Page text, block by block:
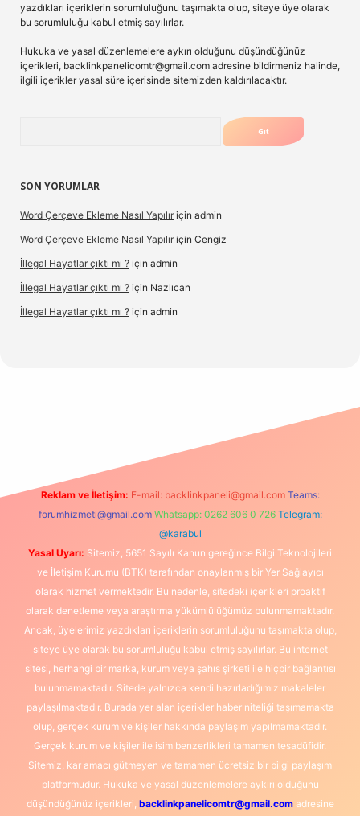
yazdıkları içeriklerin sorumluluğunu taşımakta olup, siteye üye olarak
bu sorumluluğu kabul etmiş sayılırlar.
Hukuka ve yasal düzenlemelere aykırı olduğunu düşündüğünüz
içerikleri, backlinkpanelicomtr@gmail.com adresine bildirmeniz halinde,
ilgili içerikler yasal süre içerisinde sitemizden kaldırılacaktır.
SON YORUMLAR
Word Çerçeve Ekleme Nasıl Yapılır için admin
Word Çerçeve Ekleme Nasıl Yapılır için Cengiz
İllegal Hayatlar çıktı mı ? için admin
İllegal Hayatlar çıktı mı ? için Nazlıcan
İllegal Hayatlar çıktı mı ? için admin
Reklam ve İletişim: E-mail: backlinkpaneli@gmail.com Teams:
forumhizmeti@gmail.com Whatsapp: 0262 606 0 726 Telegram:
@karabul
Yasal Uyarı: Sitemiz, 5651 Sayılı Kanun gereğince Bilgi Teknolojileri
ve İletişim Kurumu (BTK) tarafından onaylanmış bir Yer Sağlayıcı
olarak hizmet vermektedir. Bu nedenle, sitedeki içerikleri proaktif
olarak denetleme veya araştırma yükümlülüğümüz bulunmamaktadır.
Ancak, üyelerimiz yazdıkları içeriklerin sorumluluğunu taşımakta olup,
siteye üye olarak bu sorumluluğu kabul etmiş sayılırlar. Bu internet
sitesi, herhangi bir marka, kurum veya şahıs şirketi ile hiçbir bağlantısı
bulunmamaktadır. Sitede yalnızca kendi hazırladığımız makaleler
paylaşılmaktadır. Burada yer alan içerikler haber niteliği taşımamakta
olup, gerçek kurum ve kişiler hakkında paylaşım yapılmamaktadır.
Gerçek kurum ve kişiler ile isim benzerlikleri tamamen tesadüfidir.
Sitemiz, kar amacı gütmeyen ve tamamen ücretsiz bir bilgi paylaşım
platformudur. Hukuka ve yasal düzenlemelere aykırı olduğunu
düşündüğünüz içerikleri, backlinkpanelicomtr@gmail.comadresine